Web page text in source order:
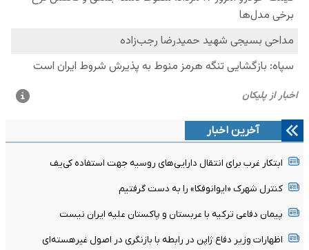
آخرین اخبار
ابتکار غرب برای انتقال دارایی‌های روسیه جهت استفاده کی‌یف
کنترل شهرک «ایوانوفکا» را به دست گرفتیم
پیمان دفاعی ترکیه با عربستان و پاکستان علیه ایران نیست
اظهارات وزیر دفاع ژاپن در رابطه با بازنگری در اصول غیرهسته‌ای